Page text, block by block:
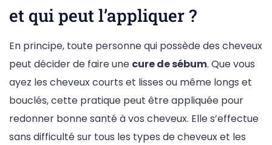
et qui peut l’appliquer ?
En principe, toute personne qui possède des cheveux
peut décider de faire une cure de sébum. Que vous
ayez les cheveux courts et lisses ou même longs et
bouclés, cette pratique peut être appliquée pour
redonner bonne santé à vos cheveux. Elle s’effectue
sans difficulté sur tous les types de cheveux et les